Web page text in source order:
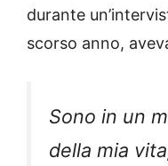
durante
scorso anno,
Sono in un
della mia